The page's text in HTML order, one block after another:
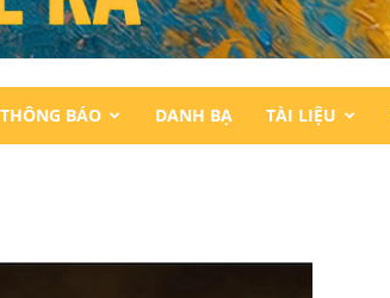
THÔNG BÁO DANH BẠ TÀI LIỆU